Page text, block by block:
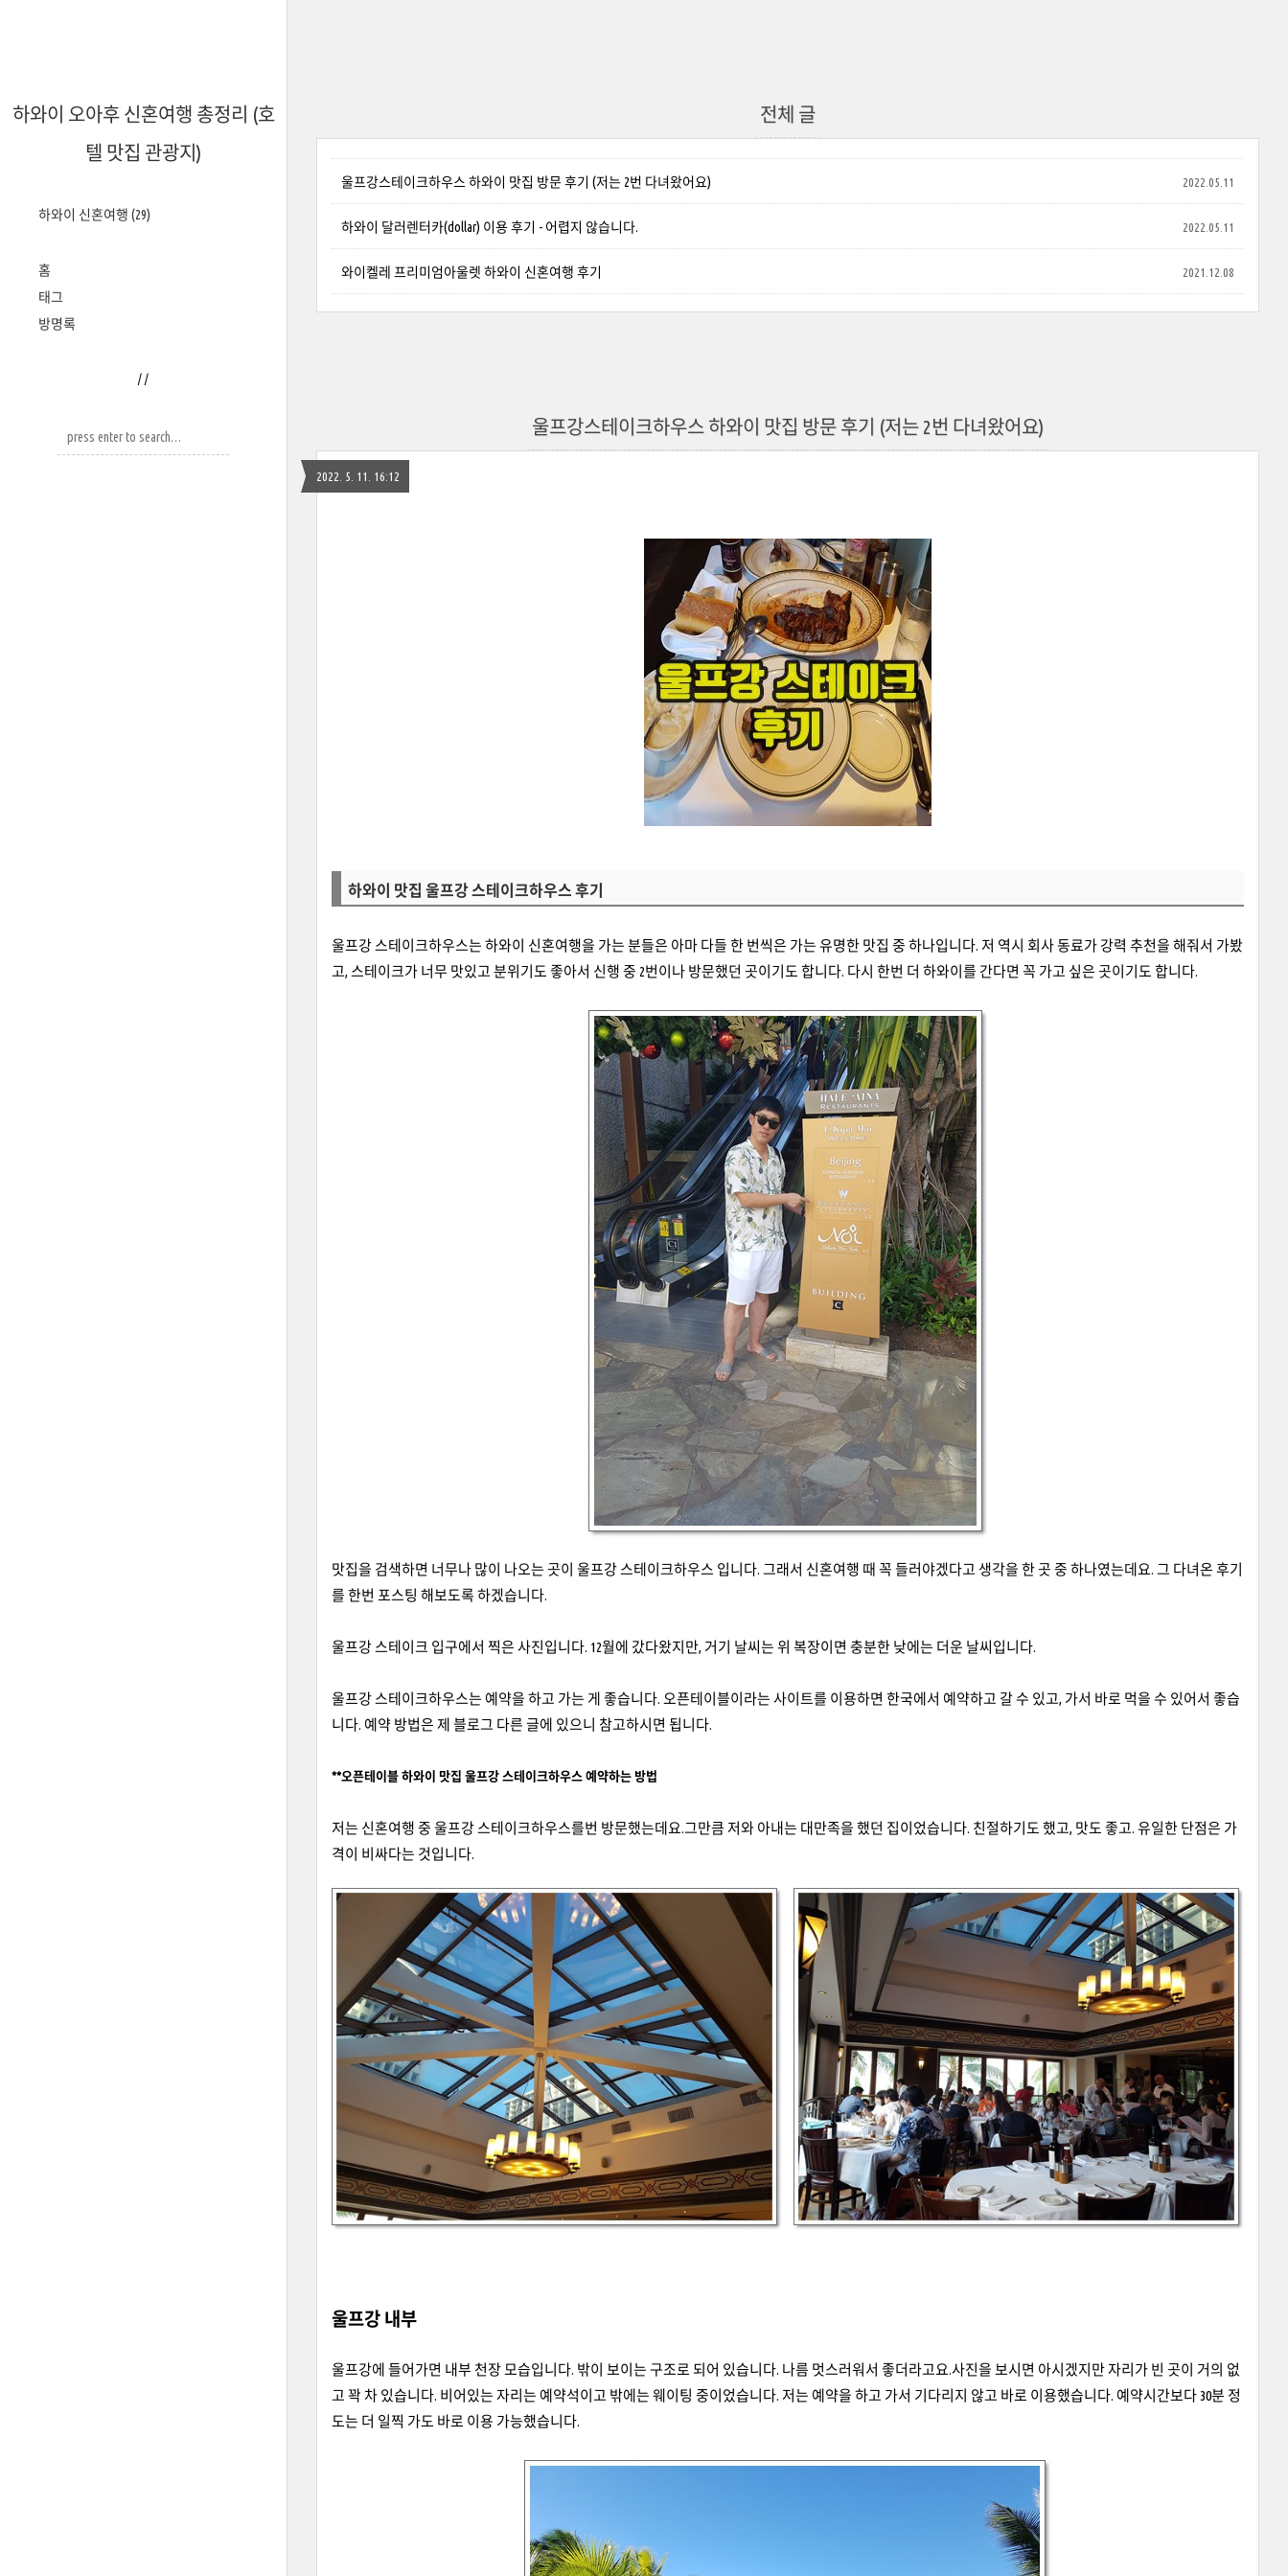
하와이 오아후 신혼여행 총정리 (호
텔 맛집 관광지)
하와이 신혼여행 (29)
홈
태그
방명록
/ /
전체 글
울프강스테이크하우스 하와이 맛집 방문 후기 (저는 2번 다녀왔어요) 2022.05.11
하와이 달러렌터카(dollar) 이용 후기 - 어렵지 않습니다. 2022.05.11
와이켈레 프리미엄아울렛 하와이 신혼여행 후기 2021.12.08
울프강스테이크하우스 하와이 맛집 방문 후기 (저는 2번 다녀왔어요)
2022. 5. 11. 16:12
하와이 맛집 울프강 스테이크하우스 후기
울프강 스테이크하우스는 하와이 신혼여행을 가는 분들은 아마 다들 한 번씩은 가는 유명한 맛집 중 하나입니다. 저 역시 회사 동료가 강력 추천을 해줘서 가봤
고, 스테이크가 너무 맛있고 분위기도 좋아서 신행 중 2번이나 방문했던 곳이기도 합니다. 다시 한번 더 하와이를 간다면 꼭 가고 싶은 곳이기도 합니다.
맛집을 검색하면 너무나 많이 나오는 곳이 울프강 스테이크하우스 입니다. 그래서 신혼여행 때 꼭 들러야겠다고 생각을 한 곳 중 하나였는데요. 그 다녀온 후기
를 한번 포스팅 해보도록 하겠습니다.
울프강 스테이크 입구에서 찍은 사진입니다. 12월에 갔다왔지만, 거기 날씨는 위 복장이면 충분한 낮에는 더운 날씨입니다.
울프강 스테이크하우스는 예약을 하고 가는 게 좋습니다. 오픈테이블이라는 사이트를 이용하면 한국에서 예약하고 갈 수 있고, 가서 바로 먹을 수 있어서 좋습
니다. 예약 방법은 제 블로그 다른 글에 있으니 참고하시면 됩니다.
**오픈테이블 하와이 맛집 울프강 스테이크하우스 예약하는 방법
저는 신혼여행 중 울프강 스테이크하우스를번 방문했는데요.그만큼 저와 아내는 대만족을 했던 집이었습니다. 친절하기도 했고, 맛도 좋고. 유일한 단점은 가
격이 비싸다는 것입니다.
울프강 내부
울프강에 들어가면 내부 천장 모습입니다. 밖이 보이는 구조로 되어 있습니다. 나름 멋스러워서 좋더라고요.사진을 보시면 아시겠지만 자리가 빈 곳이 거의 없
고 꽉 차 있습니다. 비어있는 자리는 예약석이고 밖에는 웨이팅 중이었습니다. 저는 예약을 하고 가서 기다리지 않고 바로 이용했습니다. 예약시간보다 30분 정
도는 더 일찍 가도 바로 이용 가능했습니다.